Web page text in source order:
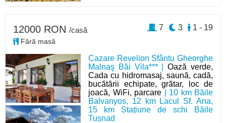
Cazare Revelion Sfântu Gheorghe
Malnaş Băi Vila*** |Oază verde,
Cada cu hidromasaj, saună, cadă,
bucătării echipate, grătar, loc de
joacă, WiFi, parcare | 10 km Băile
Balvanyos, 12 km Lacul Sf. Ana,
15 km Stațiune de schi Băile
Tușnad
12000 RON /casă
Fără masă
1 - 19
3
7